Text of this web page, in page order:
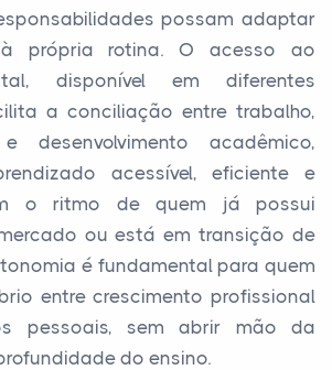
possam adaptar
própria rotina. O acesso ao
disponível em diferentes
a conciliação entre trabalho,
desenvolvimento acadêmico,
acessível, eficiente e
o ritmo de quem já possui
ou está em transição de
é fundamental para quem
entre crescimento profissional
pessoais, sem abrir mão da
do ensino.